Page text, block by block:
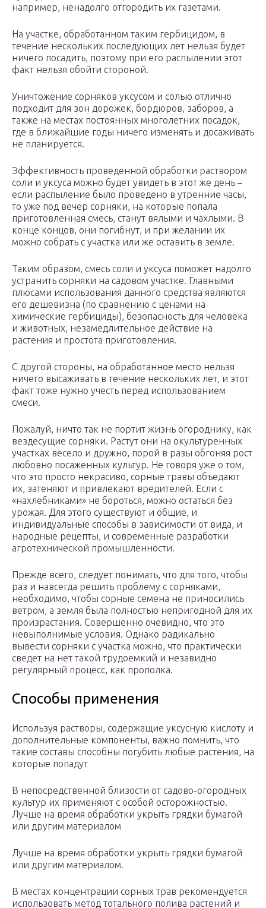
например, ненадолго отгородить их газетами.
На участке, обработанном таким гербицидом, в
течение нескольких последующих лет нельзя будет
ничего посадить, поэтому при его распылении этот
факт нельзя обойти стороной.
Уничтожение сорняков уксусом и солью отлично
подходит для зон дорожек, бордюров, заборов, а
также на местах постоянных многолетних посадок,
где в ближайшие годы ничего изменять и досаживать
не планируется.
Эффективность проведенной обработки раствором
соли и уксуса можно будет увидеть в этот же день –
если распыление было проведено в утренние часы,
то уже под вечер сорняки, на которые попала
приготовленная смесь, станут вялыми и чахлыми. В
конце концов, они погибнут, и при желании их
можно собрать с участка или же оставить в земле.
Таким образом, смесь соли и уксуса поможет надолго
устранить сорняки на садовом участке. Главными
плюсами использования данного средства являются
его дешевизна (по сравнению с ценами на
химические гербициды), безопасность для человека
и животных, незамедлительное действие на
растения и простота приготовления.
С другой стороны, на обработанное место нельзя
ничего высаживать в течение нескольких лет, и этот
факт тоже нужно учесть перед использованием
смеси.
Пожалуй, ничто так не портит жизнь огороднику, как
вездесущие сорняки. Растут они на окультуренных
участках весело и дружно, порой в разы обгоняя рост
любовно посаженных культур. Не говоря уже о том,
что это просто некрасиво, сорные травы объедают
их, затеняют и привлекают вредителей. Если с
«нахлебниками» не бороться, можно остаться без
урожая. Для этого существуют и общие, и
индивидуальные способы в зависимости от вида, и
народные рецепты, и современные разработки
агротехнической промышленности.
Прежде всего, следует понимать, что для того, чтобы
раз и навсегда решить проблему с сорняками,
необходимо, чтобы сорные семена не приносились
ветром, а земля была полностью непригодной для их
произрастания. Совершенно очевидно, что это
невыполнимые условия. Однако радикально
вывести сорняки с участка можно, что практически
сведет на нет такой трудоемкий и незавидно
регулярный процесс, как прополка.
Способы применения
Используя растворы, содержащие уксусную кислоту и
дополнительные компоненты, важно помнить, что
такие составы способны погубить любые растения, на
которые попадут
В непосредственной близости от садово-огородных
культур их применяют с особой осторожностью.
Лучше на время обработки укрыть грядки бумагой
или другим материалом
Лучше на время обработки укрыть грядки бумагой
или другим материалом.
В местах концентрации сорных трав рекомендуется
использовать метод тотального полива растений и